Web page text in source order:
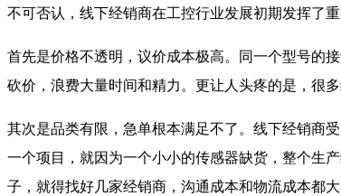
不可否认，线下经销商在工控行业发展初期发挥了
首先是价格不透明，议价成本极高。同一个型号的
砍价，浪费大量时间和精力。更让人头疼的是，很
其次是品类有限，急单根本满足不了。线下经销商
一个项目，就因为一个小小的传感器缺货，整个生
子，就得找好几家经销商，沟通成本和物流成本都大